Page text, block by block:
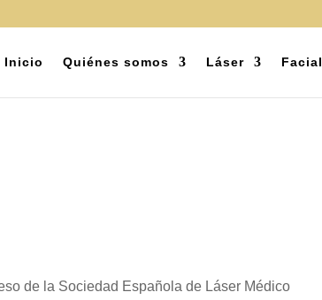
Inicio Quiénes somos Láser Facial
de la Sociedad Española de Láser Médico